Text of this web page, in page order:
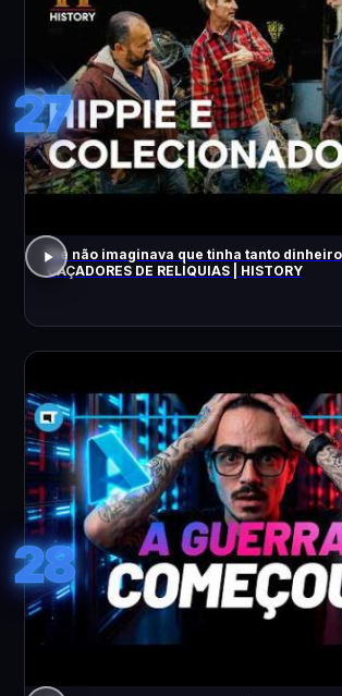
27
Ele não imaginava que tinha tanto dinheiro
CAÇADORES DE RELÍQUIAS | HISTORY
28